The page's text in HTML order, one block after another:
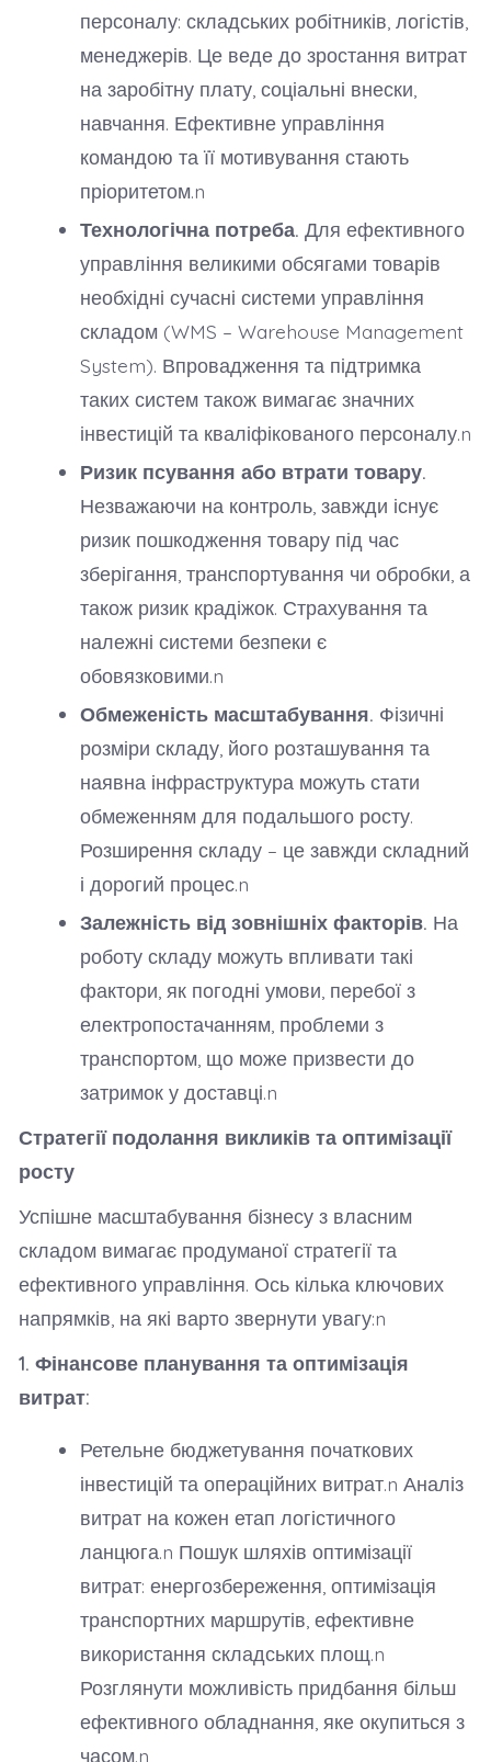
персоналу: складських робітників, логістів,
менеджерів. Це веде до зростання витрат
на заробітну плату, соціальні внески,
навчання. Ефективне управління
командою та її мотивування стають
пріоритетом.n
Технологічна потреба. Для ефективного
управління великими обсягами товарів
необхідні сучасні системи управління
складом (WMS – Warehouse Management
System). Впровадження та підтримка
таких систем також вимагає значних
інвестицій та кваліфікованого персоналу.n
Ризик псування або втрати товару.
Незважаючи на контроль, завжди існує
ризик пошкодження товару під час
зберігання, транспортування чи обробки, а
також ризик крадіжок. Страхування та
належні системи безпеки є
обовязковими.n
Обмеженість масштабування. Фізичні
розміри складу, його розташування та
наявна інфраструктура можуть стати
обмеженням для подальшого росту.
Розширення складу – це завжди складний
і дорогий процес.n
Залежність від зовнішніх факторів. На
роботу складу можуть впливати такі
фактори, як погодні умови, перебої з
електропостачанням, проблеми з
транспортом, що може призвести до
затримок у доставці.n
Стратегії подолання викликів та оптимізації
росту
Успішне масштабування бізнесу з власним
складом вимагає продуманої стратегії та
ефективного управління. Ось кілька ключових
напрямків, на які варто звернути увагу:n
1. Фінансове планування та оптимізація
витрат:
Ретельне бюджетування початкових
інвестицій та операційних витрат.n Аналіз
витрат на кожен етап логістичного
ланцюга.n Пошук шляхів оптимізації
витрат: енергозбереження, оптимізація
транспортних маршрутів, ефективне
використання складських площ.n
Розглянути можливість придбання більш
ефективного обладнання, яке окупиться з
часом.n